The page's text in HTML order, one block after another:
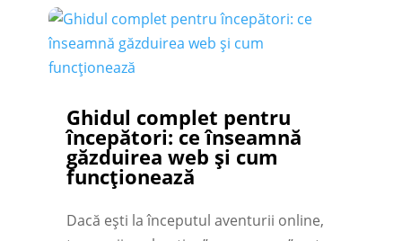
Ghidul complet pentru
începători: ce înseamnă
găzduirea web și cum
funcționează
Dacă ești la începutul aventurii online,